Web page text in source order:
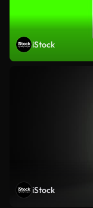
iStock
iStock